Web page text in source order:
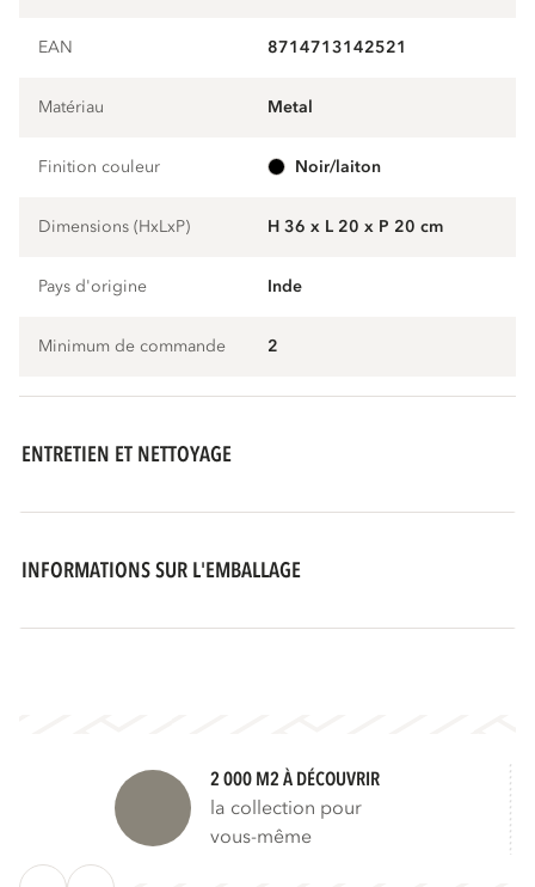
EAN 8714713142521
Matériau metal
Finition couleur noir/laiton
Dimensions (HxLxP) H 36 x L 20 x P 20 cm
Pays d'origine Inde
Minimum de commande 2
ENTRETIEN ET NETTOYAGE
INFORMATIONS SUR L'EMBALLAGE
2 000 M2 À DÉCOUVRIR
la collection pour
vous-même